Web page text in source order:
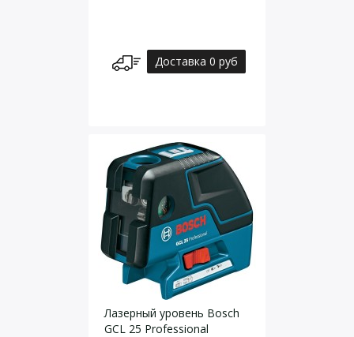
Доставка 0 руб
Лазерный уровень Bosch
GCL 25 Professional